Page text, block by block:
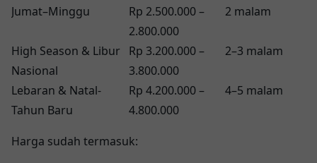
Jumat–Minggu
Rp 2.500.000 –
2.800.000
2 malam
High Season & Libur
Nasional
Rp 3.200.000 –
3.800.000
2–3 malam
Lebaran & Natal-
Tahun Baru
Rp 4.200.000 –
4.800.000
4–5 malam
Harga sudah termasuk: